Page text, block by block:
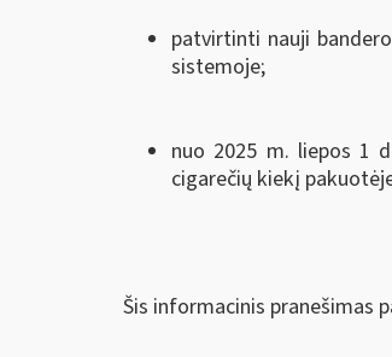
patvirtinti nauji
sistemoje;
nuo 2025 m. liepos 1
cigarečių kiekį
Šis informacinis pranešimas